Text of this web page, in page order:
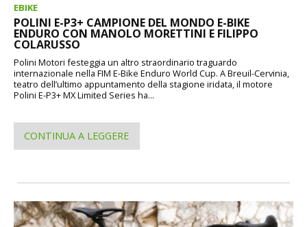
EBIKE
POLINI E-P3+ CAMPIONE DEL MONDO E-BIKE
ENDURO CON MANOLO MORETTINI E FILIPPO
COLARUSSO
Polini Motori festeggia un altro straordinario traguardo
internazionale nella FIM E-Bike Enduro World Cup. A Breuil-Cervinia,
teatro dell’ultimo appuntamento della stagione iridata, il motore
Polini E-P3+ MX Limited Series ha...
CONTINUA A LEGGERE